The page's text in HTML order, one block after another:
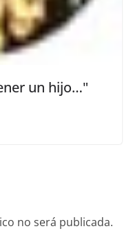
un hijo…"
no será publicada.